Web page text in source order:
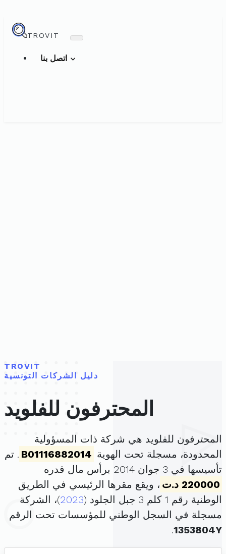
TROVIT
TROVIT
دليل الشركات التونسية
المحترفون للفلويد
المحترفون للفلويد هي شركة ذات المسؤولية
المحدودة، مسجلة تحت الهوية B01116882014 . تم
تأسيسها في 3 جوان 2014 برأس مال قدره
220000 د.ت
، ويقع مقرها الرئيسي في الطريق
الوطنية رقم 1 كلم 3 جبل الجلود (
2023)، الشركة
مسجلة في السجل الوطني للمؤسسات تحت الرقم
1353804Y
.